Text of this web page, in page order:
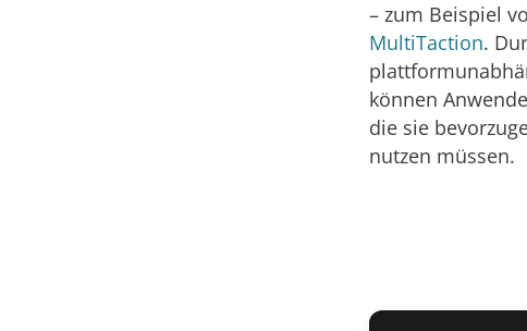
– zum Beispiel
MultiTaction.
können
die sie
nutzen müssen.